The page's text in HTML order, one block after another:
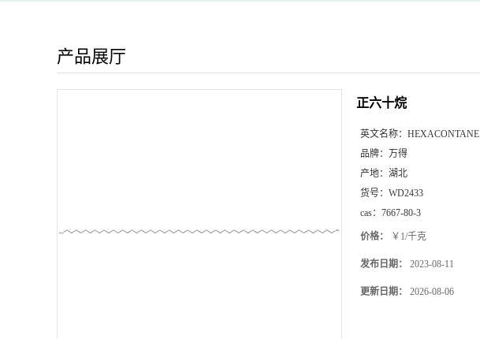
产品展厅
正六十烷
英文名称： HEXACONTANE
品牌： 万得
产地： 湖北
货号： WD2433
cas： 7667-80-3
价格： ￥1/千克
发布日期： 2023-08-11
更新日期： 2026-08-06